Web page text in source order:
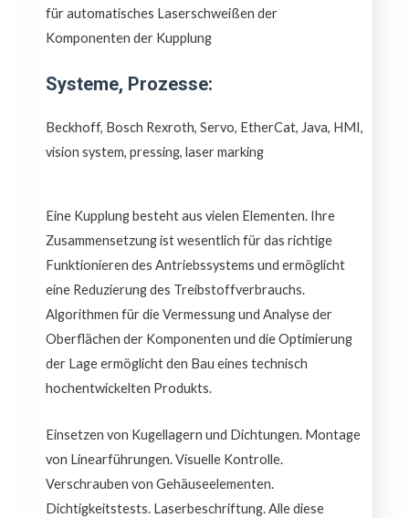
für automatisches Laserschweißen der
Komponenten der Kupplung
Systeme, Prozesse:
Beckhoff, Bosch Rexroth, Servo, EtherCat, Java, HMI,
vision system, pressing, laser marking
Eine Kupplung besteht aus vielen Elementen. Ihre
Zusammensetzung ist wesentlich für das richtige
Funktionieren des Antriebssystems und ermöglicht
eine Reduzierung des Treibstoffverbrauchs.
Algorithmen für die Vermessung und Analyse der
Oberflächen der Komponenten und die Optimierung
der Lage ermöglicht den Bau eines technisch
hochentwickelten Produkts.
Einsetzen von Kugellagern und Dichtungen. Montage
von Linearführungen. Visuelle Kontrolle.
Verschrauben von Gehäuseelementen.
Dichtigkeitstests. Laserbeschriftung. Alle diese